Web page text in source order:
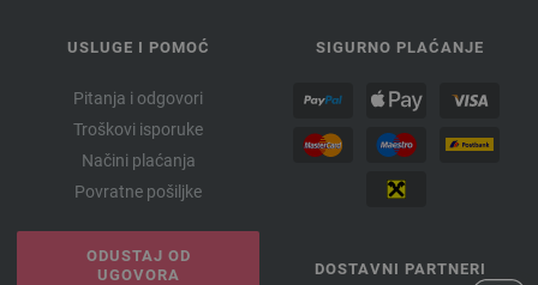
USLUGE I POMOĆ
Pitanja i odgovori
Troškovi isporuke
Načini plaćanja
Povratne pošiljke
ODUSTAJ OD
UGOVORA
SIGURNO PLAĆANJE
DOSTAVNI PARTNERI